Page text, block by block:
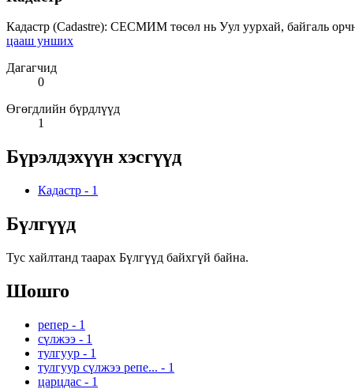
Кадастр (Cadastre): СЕСМИМ төсөл нь Уул уурхай, байгаль
цааш унших
Дагагчид
0
Өгөгдлийн бүрдлүүд
1
Бүрэлдэхүүн хэсгүүд
Кадастр - 1
Бүлгүүд
Тус хайлтанд таарах Бүлгүүд байхгүй байна.
Шошго
репер - 1
сүлжээ - 1
тулгуур - 1
тулгуур сүлжээ репе... - 1
царцдас - 1